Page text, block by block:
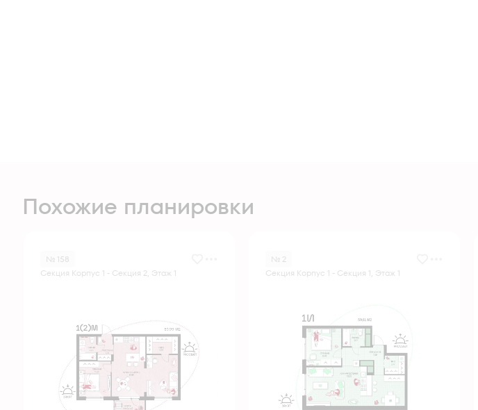
Похожие планировки
№ 158
Секция Корпус 1 - Секция 2, Этаж 1
№ 2
Секция Корпус 1 - Секция 1, Этаж 1